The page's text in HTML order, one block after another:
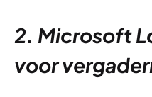
2. Microsoft
voor